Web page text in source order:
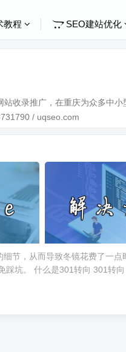
教程 SEO建站优化
收录推广，在重庆为众多中
/ uqseo.com
节，从而导致冬镜花费了一点
踩坑。 什么是301转向 301转